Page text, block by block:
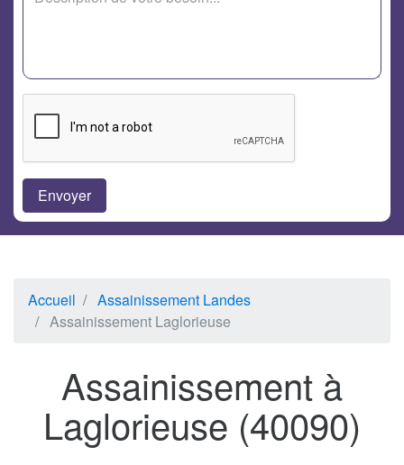
Accueil
Assainissement Landes
Assainissement Laglorieuse
Assainissement à
Laglorieuse (40090)